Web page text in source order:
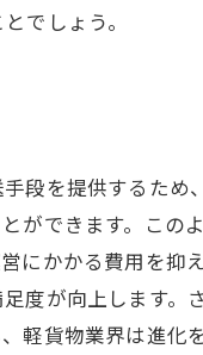
でしょう。
段を提供するた
ができます。こ
にかかる費用を
度が向上します
軽貨物業界は進